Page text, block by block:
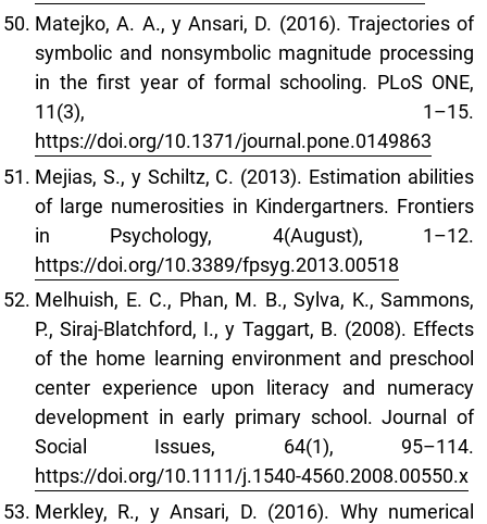
Matejko, A. A., y Ansari, D. (2016). Trajectories of
symbolic and nonsymbolic magnitude processing
in the first year of formal schooling. PLoS ONE,
11(3), 1–15.
https://doi.org/10.1371/journal.pone.0149863
Mejias, S., y Schiltz, C. (2013). Estimation abilities
of large numerosities in Kindergartners. Frontiers
in Psychology, 4(August), 1–12.
https://doi.org/10.3389/fpsyg.2013.00518
Melhuish, E. C., Phan, M. B., Sylva, K., Sammons,
P., Siraj-Blatchford, I., y Taggart, B. (2008). Effects
of the home learning environment and preschool
center experience upon literacy and numeracy
development in early primary school. Journal of
Social Issues, 64(1), 95–114.
https://doi.org/10.1111/j.1540-4560.2008.00550.x
Merkley, R., y Ansari, D. (2016). Why numerical